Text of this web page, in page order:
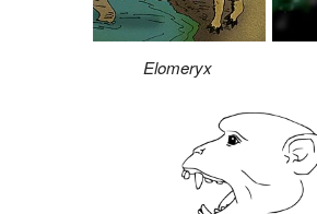
Elomeryx